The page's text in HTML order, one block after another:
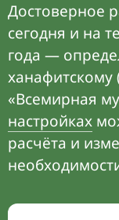
Достоверное
сегодня и на
года —
ханафитскому
«Всемирная
настройках
расчёта и